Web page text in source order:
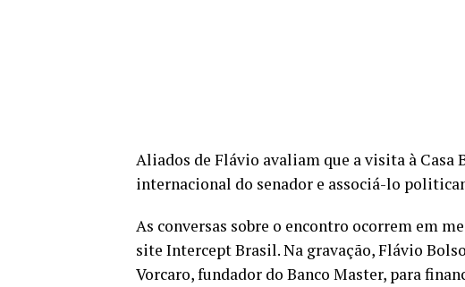
Aliados de Flávio avaliam que a visita à Casa
internacional do senador e associá-lo
As conversas sobre o encontro ocorrem em
site Intercept Brasil. Na gravação, Flávio
Vorcaro, fundador do Banco Master, para